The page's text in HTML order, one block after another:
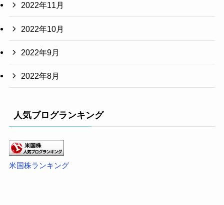
2022年11月
2022年10月
2022年9月
2022年8月
人気ブログランキング
米国株ランキング